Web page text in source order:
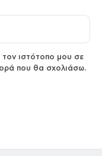
ιστότοπο μου σε
που θα σχολιάσω.